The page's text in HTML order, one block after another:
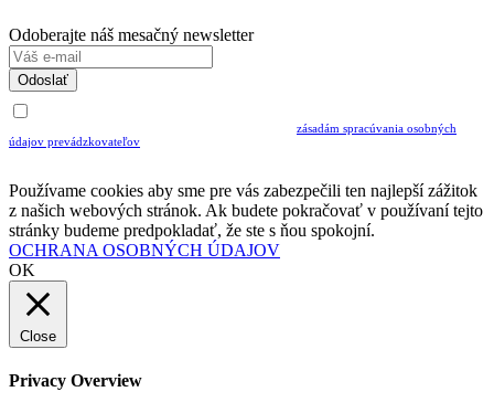
Odoberajte náš mesačný newsletter
Odoslať
zásadám spracúvania osobných
údajov prevádzkovateľov
Používame cookies aby sme pre vás zabezpečili ten najlepší zážitok
z našich webových stránok. Ak budete pokračovať v používaní tejto
stránky budeme predpokladať, že ste s ňou spokojní.
OCHRANA OSOBNÝCH ÚDAJOV
OK
Close
Privacy Overview